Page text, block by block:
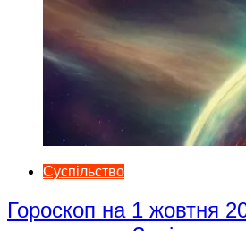
Суспільство
Гороскоп на 1 жовтня